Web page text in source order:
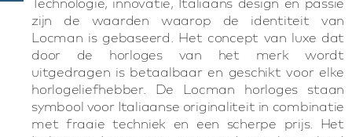
zijn de waarden waarop de identiteit van
Locman is gebaseerd. Het concept van luxe dat
door de horloges van het merk wordt
uitgedragen is betaalbaar en geschikt voor elke
horlogeliefhebber. De Locman horloges staan
symbool voor Italiaanse originaliteit in combinatie
met fraaie techniek en een scherpe prijs. Het